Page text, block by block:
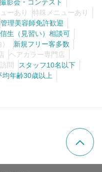
影会・コンテスト
ーあり
特殊メニューあり
管理美容師免許歓迎
生（見習い）相談可
新規フリー客多数
ヘアカラー専門店
問
スタッフ10名以下
均年齢30歳以上